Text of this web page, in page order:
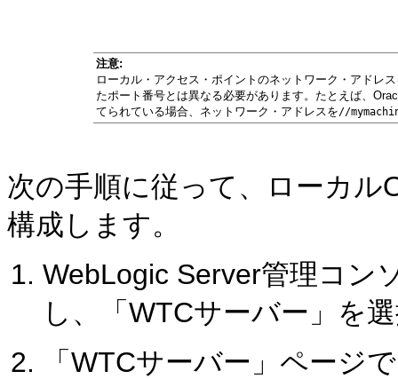
注意:
ローカル・アクセス・ポイントのネットワーク・アドレ
たポート番号とは異なる必要があります。たとえば、
てられている場合、ネットワーク・アドレスを//
次の手順に従って、ローカ
構成します。
WebLogic Server管理コン
し、「WTCサーバー」を
「WTCサーバー」ページ